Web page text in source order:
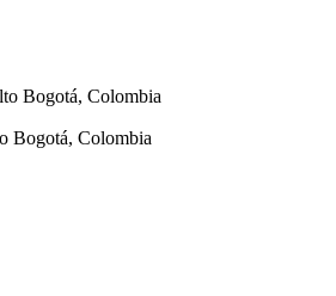
Bogotá, Colombia
Bogotá, Colombia